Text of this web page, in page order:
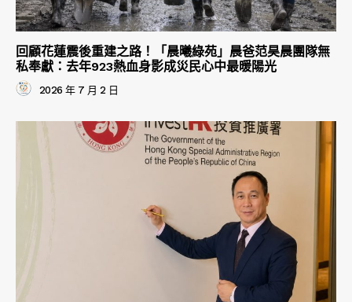
回顧花蓮震後重建之路！「晨曦綠苑」晨爸范昊晨團隊無
私奉獻：去年923熱血身影成災民心中最暖陽光
2026 年 7 月 2 日